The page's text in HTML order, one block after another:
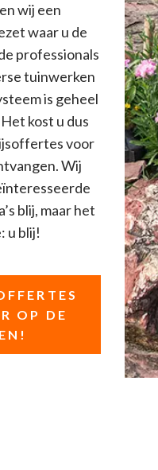
wij een
waar u de
professionals
tuinwerken
is geheel
kost u dus
voor
Wij
blij, maar het
u blij!
OP DE